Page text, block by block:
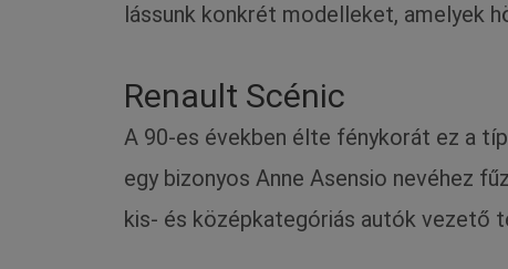
lássunk konkrét modelleket, amelyek
Renault Scénic
A 90-es években élte fénykorát ez a
egy bizonyos Anne Asensio nevéhez
kis- és középkategóriás autók vezető